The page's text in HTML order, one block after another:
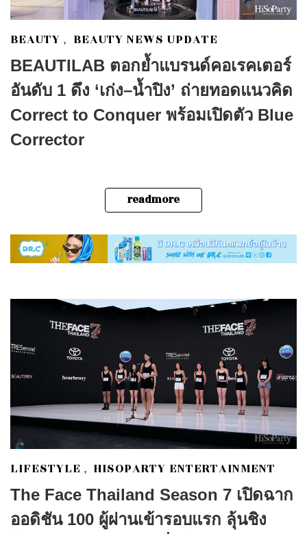
BEAUTY , BEAUTY NEWS UPDATE
BEAUTILAB ตอกย้ำแบรนด์คอเรคเตอร์
อันดับ 1 ดึง ‘เก่ง–น้ำปิง’ ถ่ายทอดแนวคิด
Correct to Conquer พร้อมเปิดตัว Blue
Corrector
readmore
LIFESTYLE , HISOPARTY ENTERTAINMENT
The Face Thailand Season 7 เปิดฉาก
ออดิชัน 100 ผู้ผ่านเข้ารอบแรก ลุ้นชิง